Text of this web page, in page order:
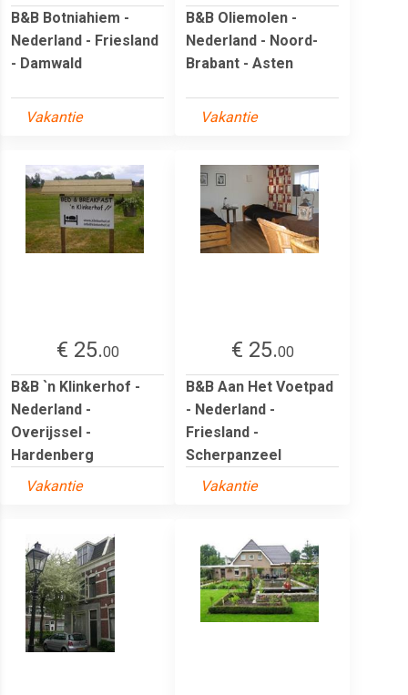
B&B Botniahiem -
Nederland - Friesland
- Damwald
Vakantie
B&B Oliemolen -
Nederland - Noord-
Brabant - Asten
Vakantie
€ 25.00
B&B `n Klinkerhof -
Nederland -
Overijssel -
Hardenberg
Vakantie
€ 25.00
B&B Aan Het Voetpad
- Nederland -
Friesland -
Scherpanzeel
Vakantie